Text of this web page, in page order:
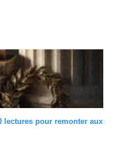
lectures pour remonter aux